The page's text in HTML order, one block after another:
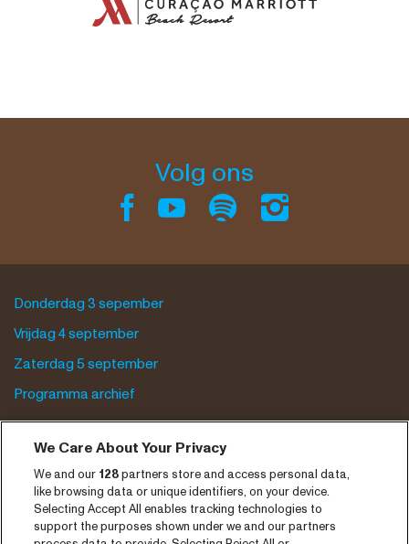
Volg ons
Donderdag 3 sepember
Vrijdag 4 september
Zaterdag 5 september
Programma archief
Nieuws
Pers
Contact
We Care About Your Privacy
We and our 128partners store and access personal data,
like browsing data or unique identifiers, on your device.
Selecting Accept All enables tracking technologies to
support the purposes shown under we and our partners